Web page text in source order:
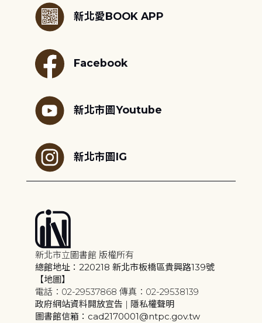
新北愛BOOK APP
Facebook
新北市圖Youtube
新北市圖IG
新北市立圖書館 版權所有
總館地址：220218 新北市板橋區貴興路139號
【地圖】
電話：02-29537868 傳真：02-29538139
政府網站資料開放宣告 | 隱私權聲明
圖書館信箱：cad2170001@ntpc.gov.tw